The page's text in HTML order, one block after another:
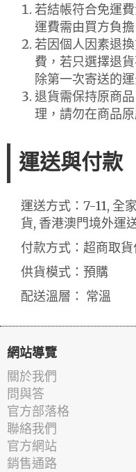
若結帳符合免運
運費需由買方負擔
若因個人因素退
費，若只選擇退
除第一次寄送的
退貨需保持原商
理，請勿在商品
運送與付款
運送方式：7-11, 全
貨, 香港澳門境外運
付款方式：超商取
供貨模式：預購
配送溫層： 常溫
網站導覽
關於我們
問與答
官方部落格
聯絡我們
官方網站
銷售通路